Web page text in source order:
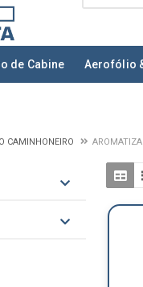
de Cabine Aerofólio
CAMINHONEIRO